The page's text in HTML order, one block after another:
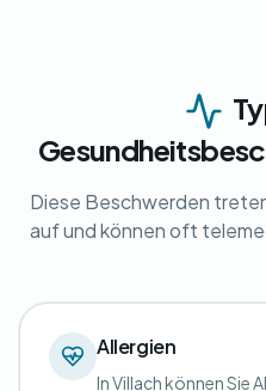
Diese Beschwerden
auf und können oft
Allergien
In Villach können Sie